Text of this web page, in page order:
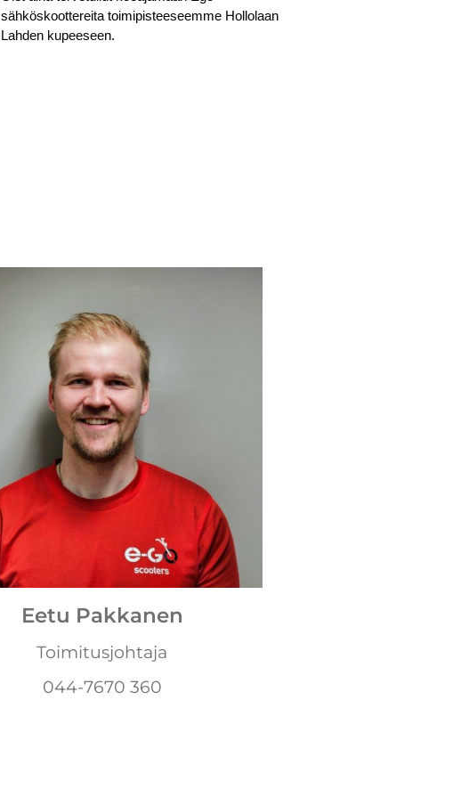
sähköskoottereita toimipisteeseemme Hollolaan
Lahden kupeeseen.
Eetu Pakkanen
Toimitusjohtaja
044-7670 360